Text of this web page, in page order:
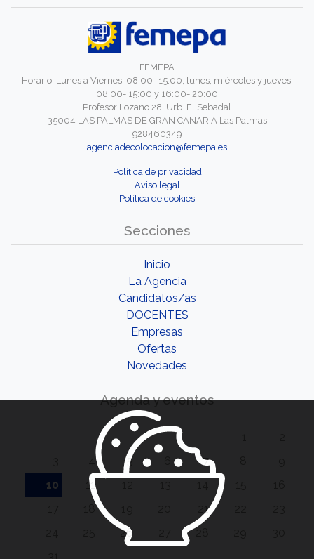
FEMEPA
Horario: Lunes a Viernes: 08:00- 15:00; lunes, miércoles y jueves:
08:00- 15:00 y 16:00- 20:00
Profesor Lozano 28. Urb. El Sebadal
35004 LAS PALMAS DE GRAN CANARIA Las Palmas
928460349
agenciadecolocacion@femepa.es
Política de privacidad
Aviso legal
Política de cookies
Secciones
Inicio
La Agencia
Candidatos/as
DOCENTES
Empresas
Ofertas
Novedades
Agenda y eventos
5 7
10
11
21
26 28